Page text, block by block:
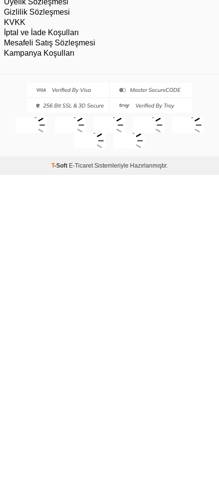
Gizlilik Sözleşmesi
KVKK
İptal ve İade Koşulları
Mesafeli Satış Sözleşmesi
Kampanya Koşulları
T-Soft E-Ticaret Sistemleriyle Hazırlanmıştır.